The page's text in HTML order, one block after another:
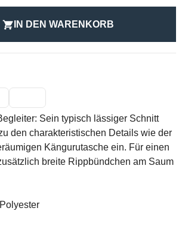
gewünschten Wert ein
IN DEN WARENKORB
Sein typisch lässiger Schnitt
den charakteristischen Details wie der
Kängurutasche ein. Für einen
breite Rippbündchen am Saum